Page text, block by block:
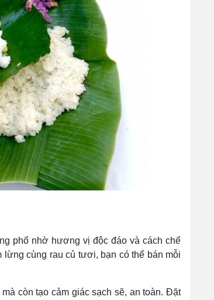
phố nhờ hương vị độc đáo và cách chế
lừng cùng rau củ tươi, bạn có thể bán mỗi
còn tạo cảm giác sạch sẽ, an toàn. Đặt